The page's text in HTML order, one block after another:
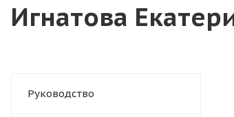
Игнатова
Руководство